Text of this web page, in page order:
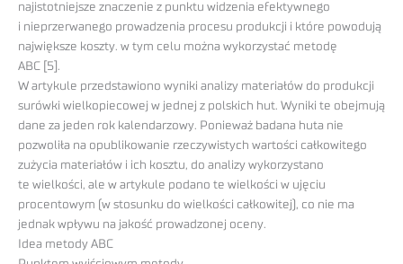
najistotniejsze znaczenie z punktu widzenia efektywnego
i nieprzerwanego prowadzenia procesu produkcji i które powodują
największe koszty. w tym celu można wykorzystać metodę
ABC [5].
W artykule przedstawiono wyniki analizy materiałów do produkcji
surówki wielkopiecowej w jednej z polskich hut. Wyniki te obejmują
dane za jeden rok kalendarzowy. Ponieważ badana huta nie
pozwoliła na opublikowanie rzeczywistych wartości całkowitego
zużycia materiałów i ich kosztu, do analizy wykorzystano
te wielkości, ale w artykule podano te wielkości w ujęciu
procentowym (w stosunku do wielkości całkowitej), co nie ma
jednak wpływu na jakość prowadzonej oceny.
Idea metody ABC